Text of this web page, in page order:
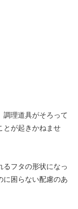
調理道具がそろって
とが起きかねませ
るフタの形状になっ
に困らない配慮のあ